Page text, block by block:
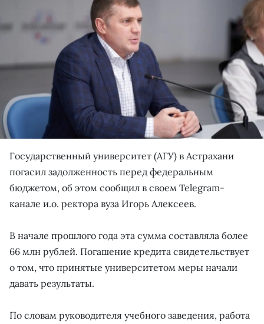
Государственный университет (АГУ) в Астрахани
погасил задолженность перед федеральным
бюджетом, об этом сообщил в своем Telegram-
канале и.о. ректора вуза Игорь Алексеев.
В начале прошлого года эта сумма составляла более
66 млн рублей. Погашение кредита свидетельствует
о том, что принятые университетом меры начали
давать результаты.
По словам руководителя учебного заведения, работа